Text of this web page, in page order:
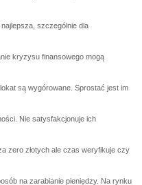
szczególnie dla
kryzysu finansowego mogą
są wygórowane. Sprostać jest im
Nie satysfakcjonuje ich
zero złotych ale czas weryfikuje czy
na zarabianie pieniędzy. Na rynku